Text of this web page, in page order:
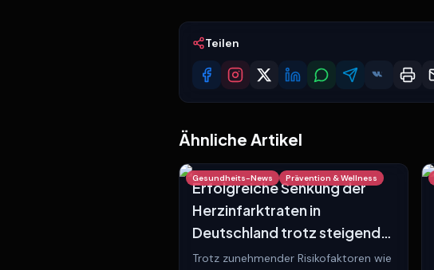
Teilen
Ähnliche Artikel
Gesundheits-News Prävention & Wellness
Erfolgreiche Senkung der
Herzinfarktraten in
Deutschland trotz steigender
Risikofaktoren
Trotz zunehmender Risikofaktoren wie